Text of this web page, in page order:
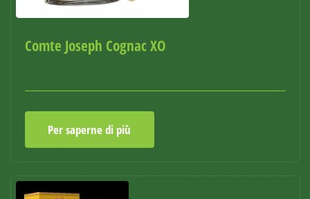
Comte Joseph Cognac XO
Per saperne di più